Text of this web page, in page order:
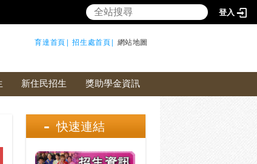
登入
育達首頁| 招生處首頁| 網站地圖
新住民招生 獎助學金資訊
快速連結